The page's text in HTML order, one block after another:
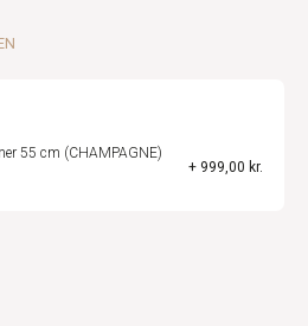
55 cm (CHAMPAGNE)
+ 999,00 kr.